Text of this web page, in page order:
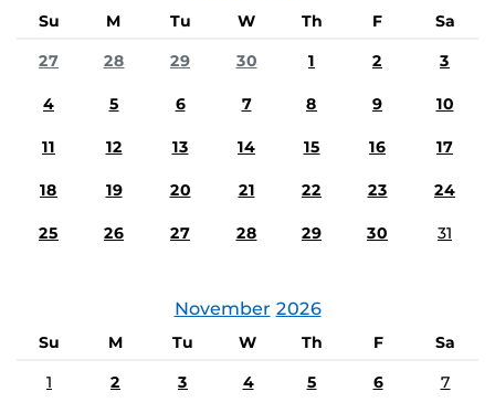
Su M Tu W Th F
Sa
27
28 29 30 1 2 3
4 5 6 7 8 9 10
11 12 13 14 15 16 17
18 19 20 21 22 23 24
25 26 27 28 29 30 31
November 2026
Su M Tu W Th F
Sa
1
2 3 4 5 6 7